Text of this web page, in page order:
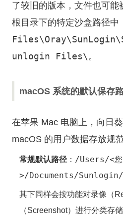
了较旧的版本，文件也可能
根目录下的特定沙盒路径中
unlogin Files\ 。
macOS 系统的默认保存
在苹果 Mac 电脑上，向日
macOS 的用户数据存放规范
常规默认路径 ： /Users/<您
>/Documents/Sunlogin/
其下同样会按功能对录像（
（Screenshot）进行分类存储